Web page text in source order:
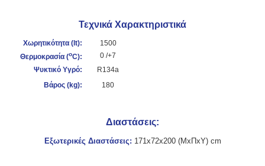
Τεχνικά Χαρακτηριστικά
Χωρητικότητα (lt):
1500
Θερμοκρασία (oC):
0 /+7
Ψυκτικό Υγρό:
R134a
Βάρος (kg):
180
Διαστάσεις:
Εξωτερικές Διαστάσεις: 171x72x200 (ΜxΠxΥ) cm